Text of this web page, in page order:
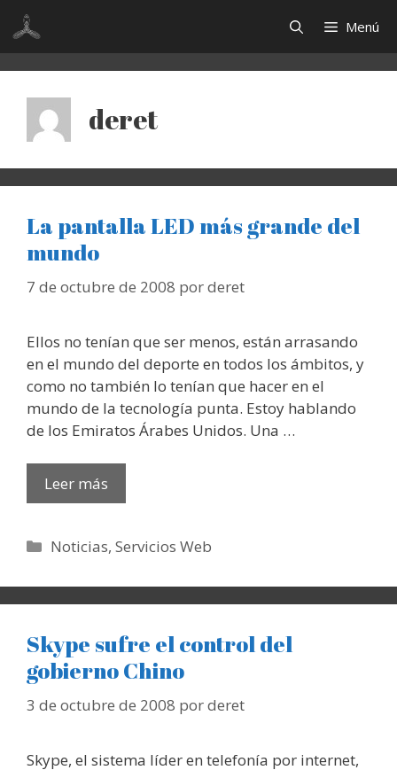
Saltar
contenido
Menú
deret
La pantalla LED más grande del
mundo
7 de octubre de 2008 porderet
Ellos no tenían que ser menos, están arrasando
en el mundo del deporte en todos los ámbitos, y
como no también lo tenían que hacer en el
mundo de la tecnología punta. Estoy hablando
de los Emiratos Árabes Unidos. Una …
Leer más
Categorías
Noticias,Servicios Web
Skype sufre el control del
gobierno Chino
3 de octubre de 2008 porderet
Skype, el sistema líder en telefonía por internet,